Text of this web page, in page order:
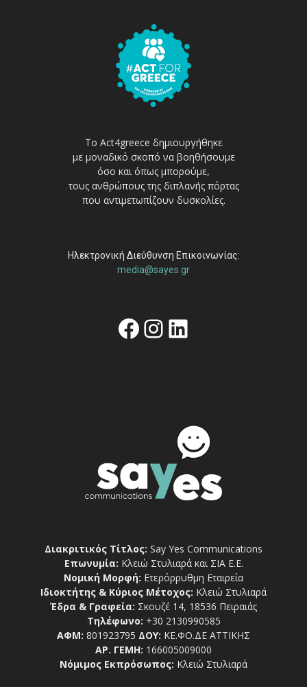
Το Act4greece δημιουργήθηκε
με μοναδικό σκοπό να βοηθήσουμε
όσο και όπως μπορούμε,
τους ανθρώπους της διπλανής πόρτας
που αντιμετωπίζουν δυσκολίες.
Ηλεκτρονική Διεύθυνση Επικοινωνίας:
media@sayes.gr
Facebook
Instagram
Linkedin
Διακριτικός Τίτλος: Say Yes Communications
Επωνυμία: Κλειώ Στυλιαρά και ΣΙΑ Ε.Ε.
Νομική Μορφή: Ετερόρρυθμη Εταιρεία
Ιδιοκτήτης & Κύριος Μέτοχος: Κλειώ Στυλιαρά
Έδρα & Γραφεία: Σκουζέ 14, 18536 Πειραιάς
Τηλέφωνο: +30 2130990585
ΑΦΜ: 801923795 ΔΟΥ: ΚΕ.ΦΟ.ΔΕ ΑΤΤΙΚΗΣ
ΑΡ. ΓΕΜΗ: 166005009000
Νόμιμος Εκπρόσωπος: Κλειώ Στυλιαρά